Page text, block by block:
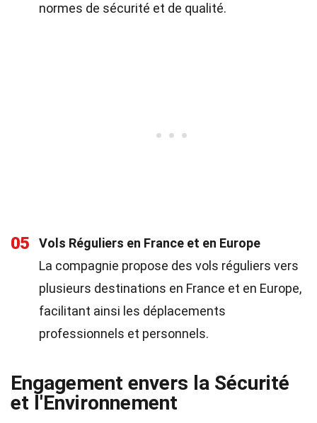
normes de sécurité et de qualité.
05
Vols Réguliers en France et en Europe
La compagnie propose des vols réguliers vers
plusieurs destinations en France et en Europe,
facilitant ainsi les déplacements
professionnels et personnels.
Engagement envers la Sécurité
et l'Environnement